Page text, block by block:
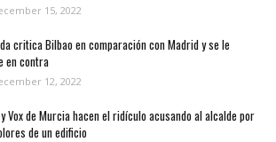
15, 2022
critica Bilbao en comparación con Madrid y se le
en contra
12, 2022
y Vox de Murcia hacen el ridículo acusando al alcalde por
de un edificio